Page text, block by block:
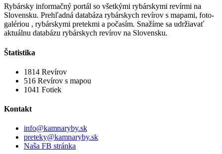
Rybársky informačný portál so všetkými rybárskymi revírmi na
Slovensku. Prehľadná databáza rybárskych revírov s mapami, foto-
galériou , rybárskymi pretekmi a počasím. Snažíme sa udržiavať
aktuálnu databázu rybárskych revírov na Slovensku.
Štatistika
1814 Revírov
516 Revírov s mapou
1041 Fotiek
Kontakt
info@kamnaryby.sk
preteky@kamnaryby.sk
Naša FB stránka